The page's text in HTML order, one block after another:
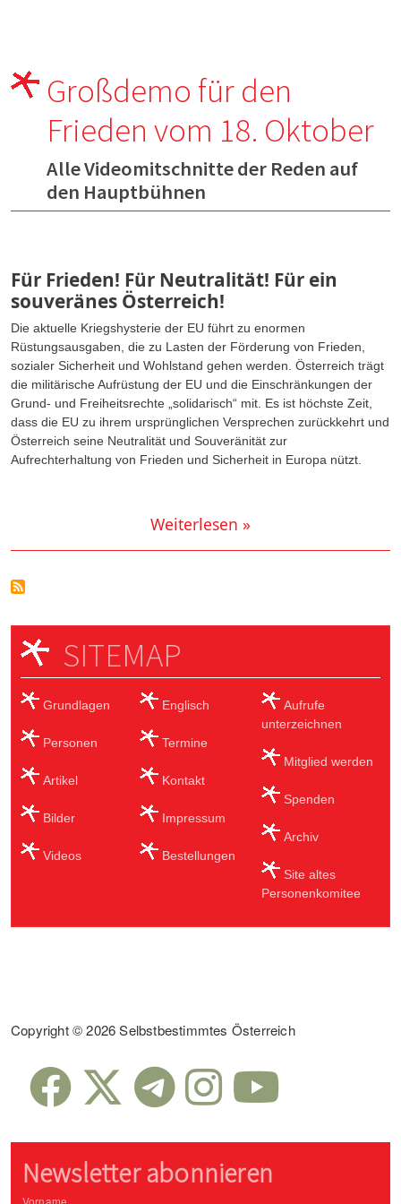
Großdemo für den
Frieden vom 18. Oktober
Alle Videomitschnitte der Reden auf
den Hauptbühnen
Für Frieden! Für Neutralität! Für ein
souveränes Österreich!
Die aktuelle Kriegshysterie der EU führt zu enormen
Rüstungsausgaben, die zu Lasten der Förderung von Frieden,
sozialer Sicherheit und Wohlstand gehen werden. Österreich trägt
die militärische Aufrüstung der EU und die Einschränkungen der
Grund- und Freiheitsrechte „solidarisch“ mit. Es ist höchste Zeit,
dass die EU zu ihrem ursprünglichen Versprechen zurückkehrt und
Österreich seine Neutralität und Souveränität zur
Aufrechterhaltung von Frieden und Sicherheit in Europa nützt.
Weiterlesen »
SITEMAP
Grundlagen
Personen
Artikel
Bilder
Videos
Englisch
Termine
Kontakt
Impressum
Bestellungen
Aufrufe
unterzeichnen
Mitglied werden
Spenden
Archiv
Site altes
Personenkomitee
Copyright © 2026 Selbstbestimmtes Österreich
Newsletter abonnieren